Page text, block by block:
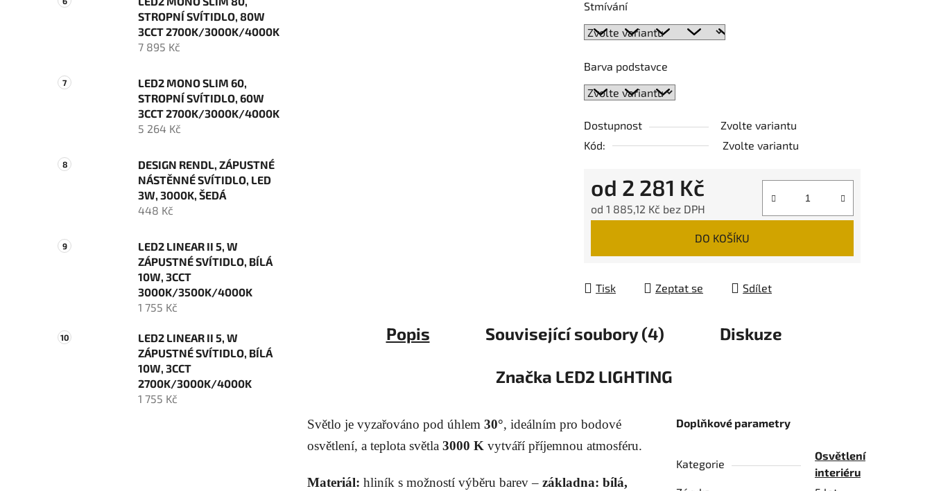
STROPNÍ SVÍTIDLO, 80W
3CCT 2700K/3000K/4000K
7 895 Kč
LED2 MONO SLIM 60,
STROPNÍ SVÍTIDLO, 60W
3CCT 2700K/3000K/4000K
5 264 Kč
DESIGN RENDL, ZÁPUSTNÉ
NÁSTĚNNÉ SVÍTIDLO, LED
3W, 3000K, ŠEDÁ
448 Kč
LED2 LINEAR II 5, W
ZÁPUSTNÉ SVÍTIDLO, BÍLÁ
10W, 3CCT
3000K/3500K/4000K
1 755 Kč
LED2 LINEAR II 5, W
ZÁPUSTNÉ SVÍTIDLO, BÍLÁ
10W, 3CCT
2700K/3000K/4000K
1 755 Kč
Stmívání
Barva podstavce
Dostupnost
Zvolte variantu
Kód:
Zvolte variantu
od 2 281 Kč
od 1 885,12 Kč bez DPH
DO KOŠÍKU
Tisk Zeptat se Sdílet
Popis Související soubory (4) Diskuze
Značka LED2 LIGHTING
Světlo je vyzařováno pod úhlem 30°, ideálním pro bodové
osvětlení, a teplota světla 3000 K vytváří příjemnou atmosféru.
Materiál: hliník s možností výběru barev – základna: bílá,
Doplňkové parametry
Kategorie
Osvětlení
interiéru